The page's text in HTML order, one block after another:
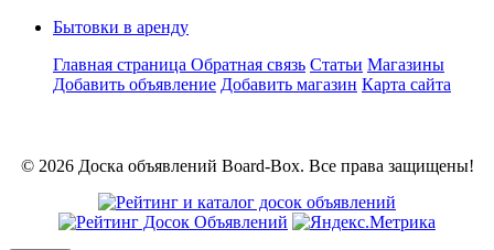
Бытовки в аренду
Главная страница Обратная связь Статьи Магазины
Добавить объявление Добавить магазин Карта сайта
© 2026 Доска объявлений Board-Box. Все права защищены!